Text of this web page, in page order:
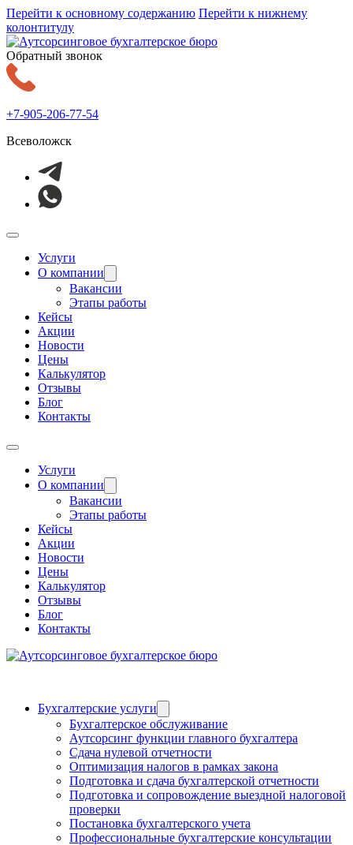
Перейти к основному содержанию Перейти к нижнему
колонтитулу
Обратный звонок
+7-905-206-77-54
Всеволожск
Услуги
О компании
Вакансии
Этапы работы
Кейсы
Акции
Новости
Цены
Калькулятор
Отзывы
Блог
Контакты
Услуги
О компании
Вакансии
Этапы работы
Кейсы
Акции
Новости
Цены
Калькулятор
Отзывы
Блог
Контакты
Бухгалтерские услуги
Бухгалтерское обслуживание
Аутсорсинг функции главного бухгалтера
Сдача нулевой отчетности
Оптимизация налогов в рамках закона
Подготовка и сдача бухгалтерской отчетности
Подготовка и сопровождение выездной налоговой
проверки
Постановка бухгалтерского учета
Профессиональные бухгалтерские консультации